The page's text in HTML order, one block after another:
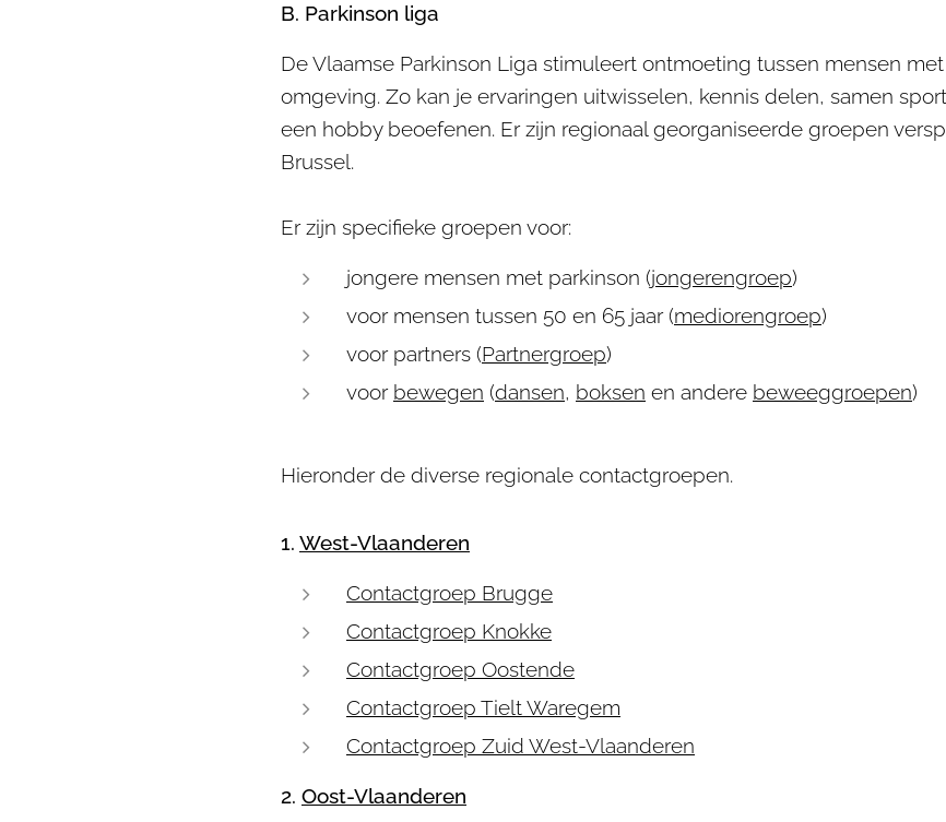
B. Parkinson liga
De Vlaamse Parkinson Liga stimuleert ontmoeting tussen mensen
omgeving. Zo kan je ervaringen uitwisselen, kennis delen, samen
een hobby beoefenen. Er zijn regionaal georganiseerde groepen
Brussel.
Er zijn specifieke groepen voor:
jongere mensen met parkinson (jongerengroep)
voor mensen tussen 50 en 65 jaar (mediorengroep)
voor partners (Partnergroep)
voor bewegen (dansen, boksen en andere beweeggroepen)
Hieronder de diverse regionale contactgroepen.
1. West-Vlaanderen
Contactgroep Brugge
Contactgroep Knokke
Contactgroep Oostende
Contactgroep Tielt Waregem
Contactgroep Zuid West-Vlaanderen
2. Oost-Vlaanderen